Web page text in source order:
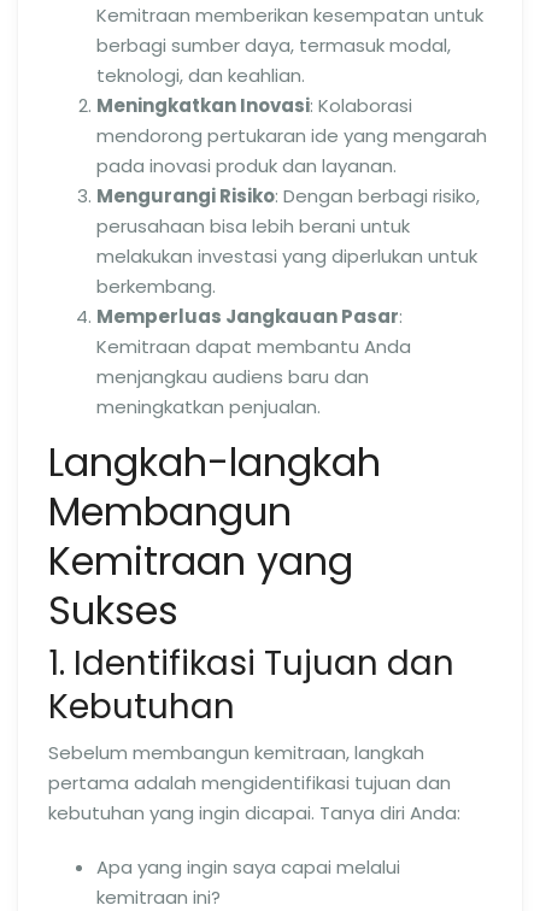
Kemitraan memberikan kesempatan untuk
berbagi sumber daya, termasuk modal,
teknologi, dan keahlian.
Meningkatkan Inovasi: Kolaborasi
mendorong pertukaran ide yang mengarah
pada inovasi produk dan layanan.
Mengurangi Risiko: Dengan berbagi risiko,
perusahaan bisa lebih berani untuk
melakukan investasi yang diperlukan untuk
berkembang.
Memperluas Jangkauan Pasar:
Kemitraan dapat membantu Anda
menjangkau audiens baru dan
meningkatkan penjualan.
Langkah-langkah
Membangun
Kemitraan yang
Sukses
1. Identifikasi Tujuan dan
Kebutuhan
Sebelum membangun kemitraan, langkah
pertama adalah mengidentifikasi tujuan dan
kebutuhan yang ingin dicapai. Tanya diri Anda:
Apa yang ingin saya capai melalui
kemitraan ini?